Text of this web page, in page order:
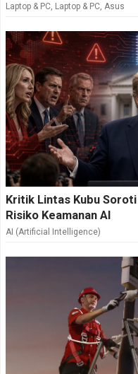
Laptop & PC, Laptop & PC, Asus
Kritik Lintas Kubu
Risiko Keamanan AI
AI (Artificial Intelligence)